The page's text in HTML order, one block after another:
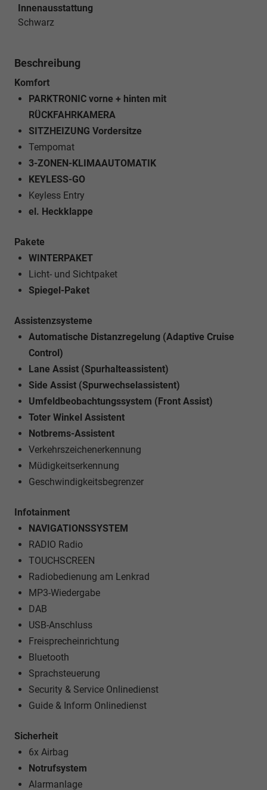
Innenausstattung
Schwarz
Beschreibung
Komfort
PARKTRONIC vorne + hinten mit
RÜCKFAHRKAMERA
SITZHEIZUNG Vordersitze
Tempomat
3-ZONEN-KLIMAAUTOMATIK
KEYLESS-GO
Keyless Entry
el. Heckklappe
Pakete
WINTERPAKET
Licht- und Sichtpaket
Spiegel-Paket
Assistenzsysteme
Automatische Distanzregelung (Adaptive Cruise
Control)
Lane Assist (Spurhalteassistent)
Side Assist (Spurwechselassistent)
Umfeldbeobachtungssystem (Front Assist)
Toter Winkel Assistent
Notbrems-Assistent
Verkehrszeichenerkennung
Müdigkeitserkennung
Geschwindigkeitsbegrenzer
Infotainment
NAVIGATIONSSYSTEM
RADIO Radio
TOUCHSCREEN
Radiobedienung am Lenkrad
MP3-Wiedergabe
DAB
USB-Anschluss
Freisprecheinrichtung
Bluetooth
Sprachsteuerung
Security & Service Onlinedienst
Guide & Inform Onlinedienst
Sicherheit
6x Airbag
Notrufsystem
Alarmanlage